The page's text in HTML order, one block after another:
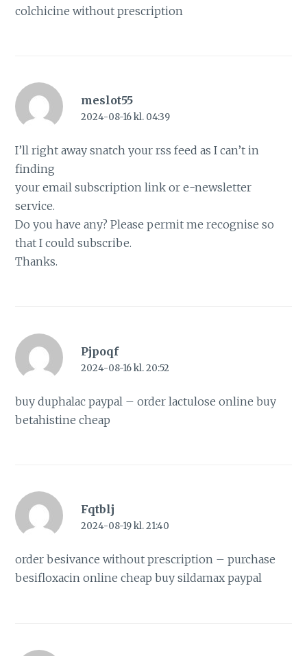
colchicine without prescription
meslot55
2024-08-16 kl. 04:39
I’ll right away snatch your rss feed as I can’t in
finding
your email subscription link or e-newsletter
service.
Do you have any? Please permit me recognise so
that I could subscribe.
Thanks.
Pjpoqf
2024-08-16 kl. 20:52
buy duphalac paypal –order lactulose online buy
betahistine cheap
Fqtblj
2024-08-19 kl. 21:40
order besivance without prescription –purchase
besifloxacin online cheap buy sildamax paypal